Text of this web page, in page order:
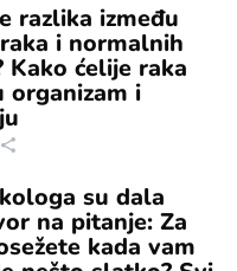
razlika između
i normalnih
Kako ćelije raka
organizam i
su dala
na pitanje: Za
kada vam